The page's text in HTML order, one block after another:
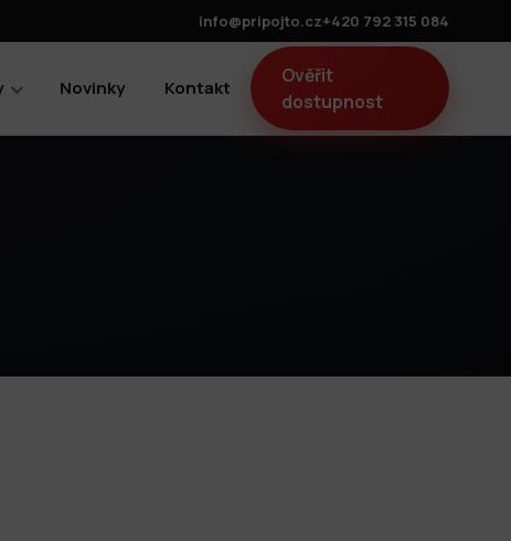
info@pripojto.cz+420 792 315 084
Novinky Kontakt
Ověřit
dostupnost